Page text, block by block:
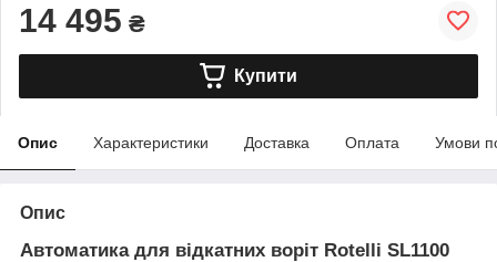
14 495 ₴
Купити
Опис Характеристики Доставка Оплата Умови
Опис
Автоматика для відкатних воріт Rotelli SL1100